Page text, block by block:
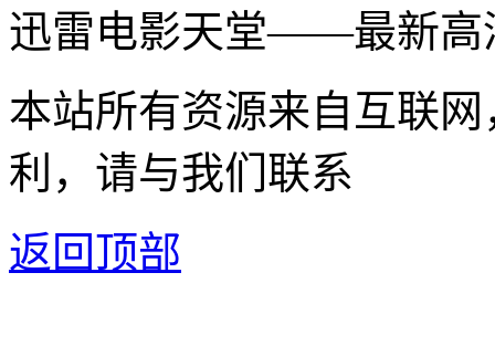
迅雷电影天堂——最新高
本站所有资源来自互联
利，请与我们联系
返回顶部